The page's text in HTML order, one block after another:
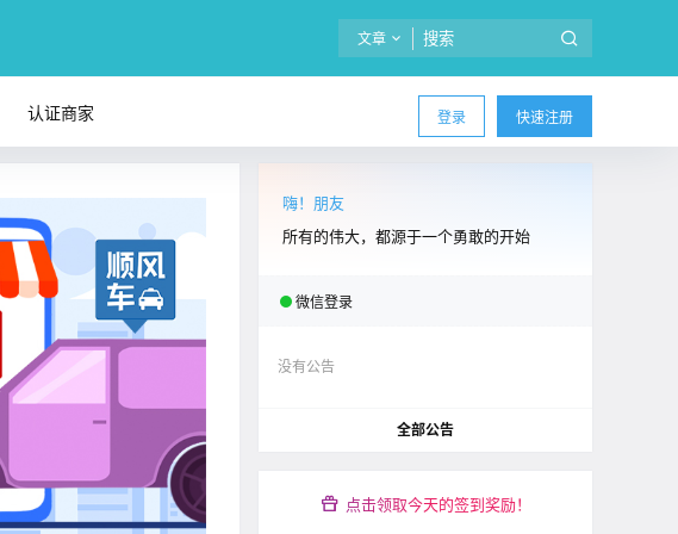
文章
登录 快速注册
认证商家
嗨！朋友
所有的伟大，都源于一个勇敢的开始
微信登录
没有公告
全部公告
点击领取今天的签到奖励！